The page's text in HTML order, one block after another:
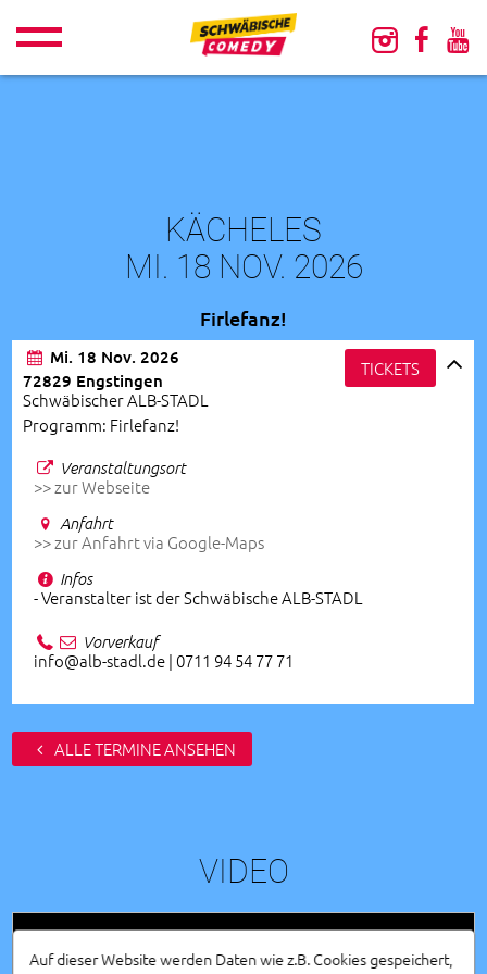
KÄCHELES
MI. 18 NOV. 2026
Firlefanz!
Mi. 18 Nov. 2026
72829 Engstingen
Schwäbischer ALB-STADL
Programm: Firlefanz!
TICKETS
Veranstaltungsort
>> zur Webseite
Anfahrt
>> zur Anfahrt via Google-Maps
Infos
- Veranstalter ist der Schwäbische ALB-STADL
Vorverkauf
info@alb-stadl.de | 0711 94 54 77 71
ALLE TERMINE ANSEHEN
VIDEO
Auf dieser Website werden Daten wie z.B. Cookies gespeichert,